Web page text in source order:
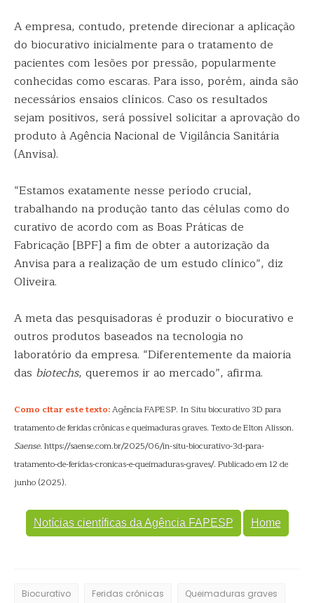
A empresa, contudo, pretende direcionar a aplicação
do biocurativo inicialmente para o tratamento de
pacientes com lesões por pressão, popularmente
conhecidas como escaras. Para isso, porém, ainda são
necessários ensaios clínicos. Caso os resultados
sejam positivos, será possível solicitar a aprovação do
produto à Agência Nacional de Vigilância Sanitária
(Anvisa).
“Estamos exatamente nesse período crucial,
trabalhando na produção tanto das células como do
curativo de acordo com as Boas Práticas de
Fabricação [BPF] a fim de obter a autorização da
Anvisa para a realização de um estudo clínico”, diz
Oliveira.
A meta das pesquisadoras é produzir o biocurativo e
outros produtos baseados na tecnologia no
laboratório da empresa. “Diferentemente da maioria
das biotechs, queremos ir ao mercado”, afirma.
Como citar este texto:Agência FAPESP. In Situ biocurativo 3D para
tratamento de feridas crônicas e queimaduras graves. Texto de Elton Alisson.
Saense. https://saense.com.br/2025/06/in-situ-biocurativo-3d-para-
tratamento-de-feridas-cronicas-e-queimaduras-graves/. Publicado em 12 de
junho (2025).
Notícias científicas da Agência FAPESP Home
Biocurativo Feridas crônicas Queimaduras graves